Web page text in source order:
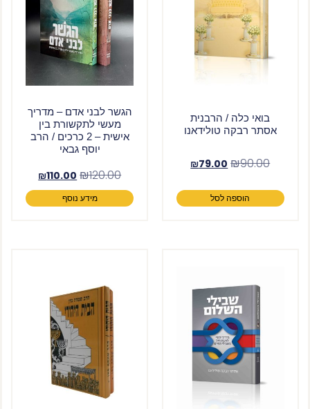
בואי כלה / הרבנית
אסתר רבקה טולידאנו
₪90.00
₪79.00
הוספה לסל
הגשר לבני אדם – מדריך
מעשי לתקשורת בין
אישית – 2 כרכים / הרב
יוסף גבאי
₪120.00
₪110.00
מידע נוסף